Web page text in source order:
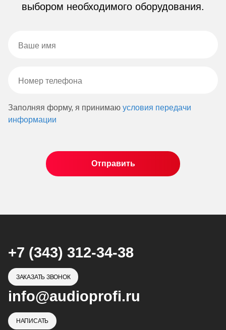
выбором необходимого оборудования.
Заполняя форму, я принимаю условия передачи
информации
+7 (343) 312-34-38
ЗАКАЗАТЬ ЗВОНОК
info@audioprofi.ru
НАПИСАТЬ